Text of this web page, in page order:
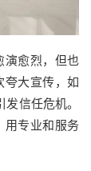
演愈烈，但也
夸大宣传，如
信任危机。
用专业和服务